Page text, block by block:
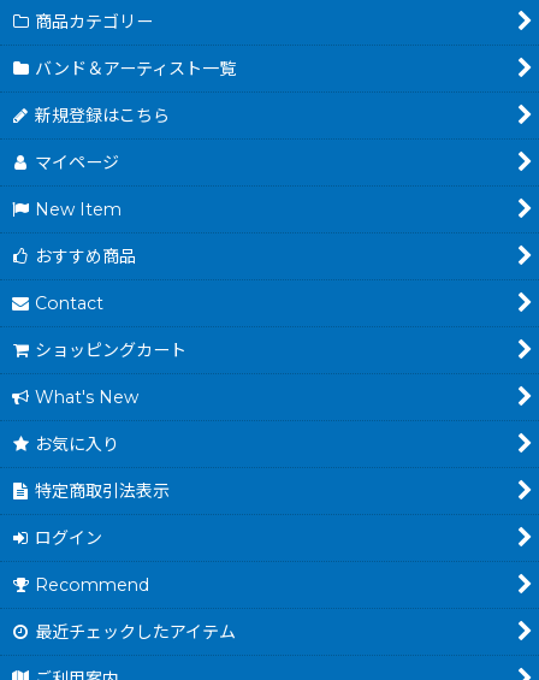
商品カテゴリー
バンド＆アーティスト一覧
新規登録はこちら
マイページ
New Item
おすすめ商品
Contact
ショッピングカート
What's New
お気に入り
特定商取引法表示
ログイン
Recommend
最近チェックしたアイテム